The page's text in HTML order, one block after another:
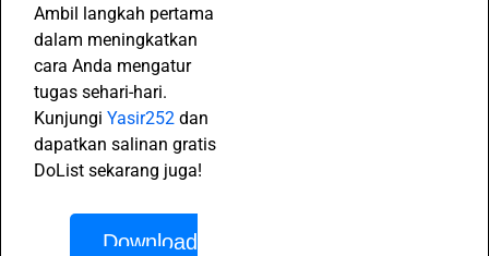
Ambil langkah pertama
dalam meningkatkan
cara Anda mengatur
tugas sehari-hari.
Kunjungi Yasir252 dan
dapatkan salinan gratis
DoList sekarang juga!
Download